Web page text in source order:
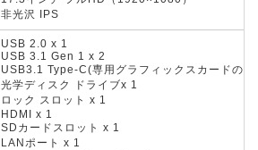
非光沢 IPS
USB 2.0 x 1
USB 3.1 Gen 1 x 2
USB3.1 Type-C(専用グラフィックスカードの
光学ディスク ドライブx 1
ロック スロット x 1
HDMI x 1
SDカードスロット x 1
LANポート x 1